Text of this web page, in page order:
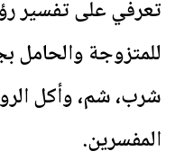
النباتات
مسائل تتعلق بالرؤية والأحلام
اتصل بنا
تعرفي على تفسير
للمتزوجة والحامل
شرب، شم، وأكل
المفسرين.